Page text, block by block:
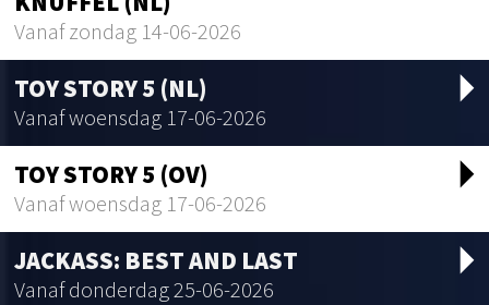
Vanaf zondag 14-06-2026
TOY STORY 5 (NL)
Vanaf woensdag 17-06-2026
TOY STORY 5 (OV)
Vanaf woensdag 17-06-2026
JACKASS: BEST AND LAST
Vanaf donderdag 25-06-2026